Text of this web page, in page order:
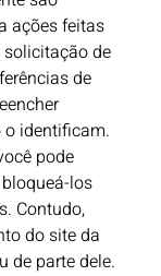
ações feitas
solicitação de
de
o identificam.
pode
los
Contudo,
do site da
de parte dele.